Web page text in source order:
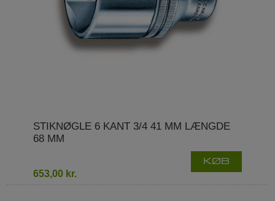
STIKNØGLE 6 KANT 3/4 41 MM LÆNGDE
68 MM
653,00 kr.
KØB